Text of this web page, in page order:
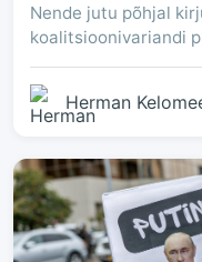
Nende jutu põhjal
koalitsioonivariandi
Herman